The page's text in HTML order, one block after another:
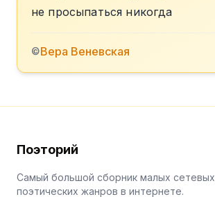
не просыпаться никогда
©Вера Веневская
Поэторий
Самый большой сборник малых сетевых
поэтических жанров в интернете.